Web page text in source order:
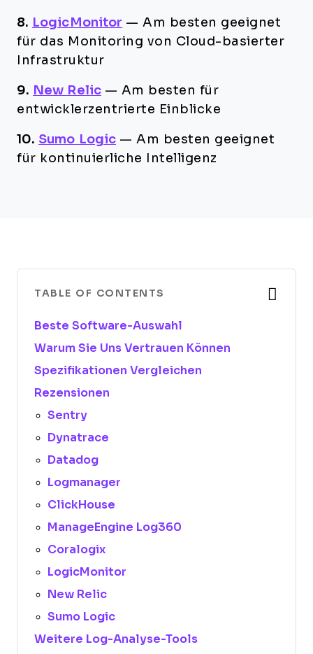
8. LogicMonitor —Am besten geeignet
für das Monitoring von Cloud-basierter
Infrastruktur
9. New Relic — Am besten für
entwicklerzentrierte Einblicke
10. Sumo Logic — Am besten geeignet
für kontinuierliche Intelligenz
TABLE OF CONTENTS
Beste Software-Auswahl
Warum Sie Uns Vertrauen Können
Spezifikationen Vergleichen
Rezensionen
Sentry
Dynatrace
Datadog
Logmanager
ClickHouse
ManageEngine Log360
Coralogix
LogicMonitor
New Relic
Sumo Logic
Weitere Log-Analyse-Tools